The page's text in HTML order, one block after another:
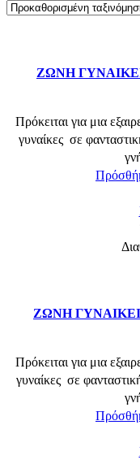
ΖΩΝΗ
Πρόκειται για μια
γυναίκες σε
ΖΩΝΗ
Πρόκειται για μια
γυναίκες σε